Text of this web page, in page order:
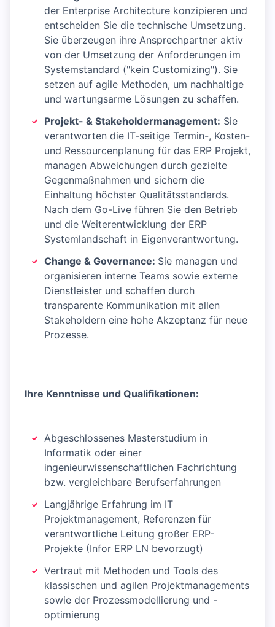
der Enterprise Architecture konzipieren und
entscheiden Sie die technische Umsetzung.
Sie überzeugen ihre Ansprechpartner aktiv
von der Umsetzung der Anforderungen im
Systemstandard ("kein Customizing"). Sie
setzen auf agile Methoden, um nachhaltige
und wartungsarme Lösungen zu schaffen.
Projekt- & Stakeholdermanagement: Sie
verantworten die IT-seitige Termin-, Kosten-
und Ressourcenplanung für das ERP Projekt,
managen Abweichungen durch gezielte
Gegenmaßnahmen und sichern die
Einhaltung höchster Qualitätsstandards.
Nach dem Go-Live führen Sie den Betrieb
und die Weiterentwicklung der ERP
Systemlandschaft in Eigenverantwortung.
Change & Governance: Sie managen und
organisieren interne Teams sowie externe
Dienstleister und schaffen durch
transparente Kommunikation mit allen
Stakeholdern eine hohe Akzeptanz für neue
Prozesse.
Ihre Kenntnisse und Qualifikationen:
Abgeschlossenes Masterstudium in
Informatik oder einer
ingenieurwissenschaftlichen Fachrichtung
bzw. vergleichbare Berufserfahrungen
Langjährige Erfahrung im IT
Projektmanagement, Referenzen für
verantwortliche Leitung großer ERP-
Projekte (Infor ERP LN bevorzugt)
Vertraut mit Methoden und Tools des
klassischen und agilen Projektmanagements
sowie der Prozessmodellierung und -
optimierung